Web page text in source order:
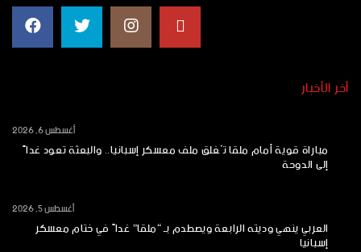
أخر الأخبار
مباراة قوية أمام ملقا تُغلق ملف معسكر إسبانيا.. والبعثة تعود غداً
إلى الدوحة
أغسطس 6, 2026
العربي ينهي وديته الرابعة ويصطدم بـ “ملقا” غداً في ختام معسكر
إسبانيا
أغسطس 5, 2026